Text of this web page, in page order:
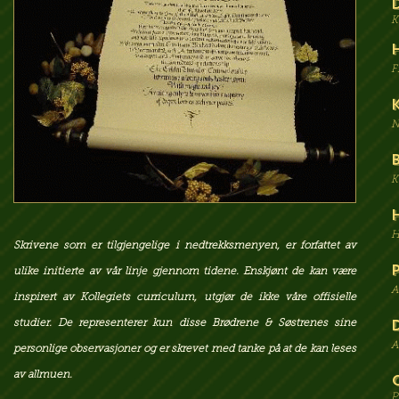
Skrivene som er tilgjengelige i nedtrekksmenyen, er forfattet av
ulike initierte av vår linje gjennom tidene. Enskjønt de kan være
inspirert av Kollegiets curriculum, utgjør de ikke våre offisielle
studier. De representerer kun disse Brødrene & Søstrenes sine
personlige observasjoner og er skrevet med tanke på at de kan leses
av allmuen.